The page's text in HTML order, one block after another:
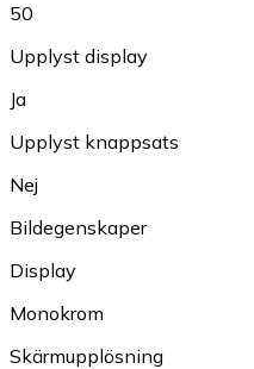
50
Upplyst display
Ja
Upplyst knappsats
Nej
Bildegenskaper
Display
Monokrom
Skärmupplösning